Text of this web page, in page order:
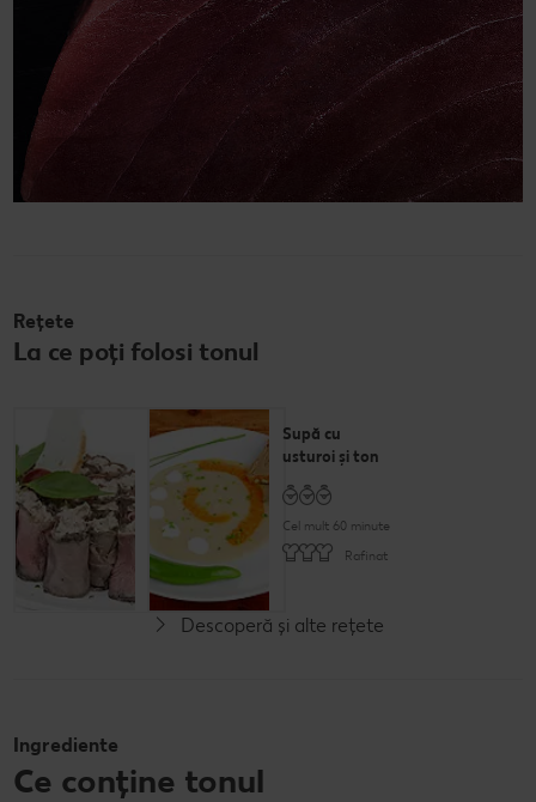
Rețete
La ce poți folosi tonul
Rulouri de
vitello
tonnato
Cel mult 60 minute
Rafinat
Supă cu
usturoi și ton
Cel mult 60 minute
Rafinat
Descoperă și alte rețete
Ingrediente
Ce conține tonul